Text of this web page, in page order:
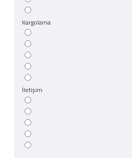
Kargolama
İletişim